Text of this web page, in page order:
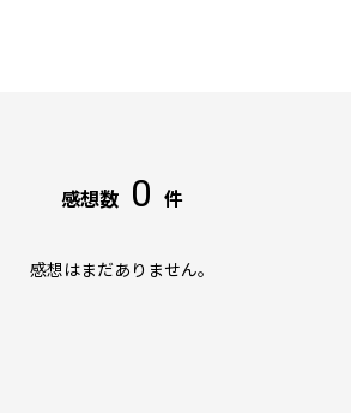
感想数 0 件
感想はまだありません。